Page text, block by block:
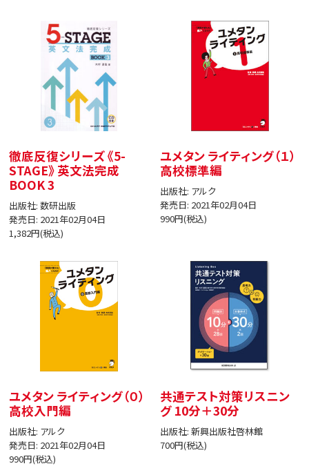
徹底反復シリーズ 《5-
STAGE》 英文法完成
BOOK 3
出版社: 数研出版
発売日: 2021年02月04日
1,382円(税込)
ユメタン ライティング（１）
高校標準編
出版社: アルク
発売日: 2021年02月04日
990円(税込)
ユメタン ライティング（０）
高校入門編
出版社: アルク
発売日: 2021年02月04日
990円(税込)
共通テスト対策リスニン
グ 10分＋30分
出版社: 新興出版社啓林館
700円(税込)